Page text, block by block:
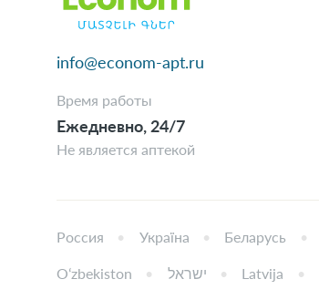
info@econom-apt.ru
Время работы
Ежедневно, 24/7
Не является аптекой
Россия Україна Беларусь
Oʻzbekiston ישראל Latvija